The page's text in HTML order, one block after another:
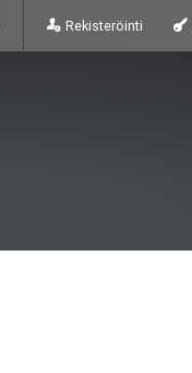
Rekisteröinti